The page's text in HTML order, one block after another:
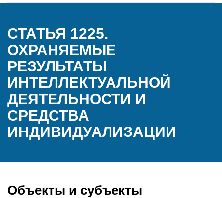
СТАТЬЯ 1225.
ОХРАНЯЕМЫЕ
РЕЗУЛЬТАТЫ
ИНТЕЛЛЕКТУАЛЬНОЙ
ДЕЯТЕЛЬНОСТИ И
СРЕДСТВА
ИНДИВИДУАЛИЗАЦИИ
Объекты и субъекты